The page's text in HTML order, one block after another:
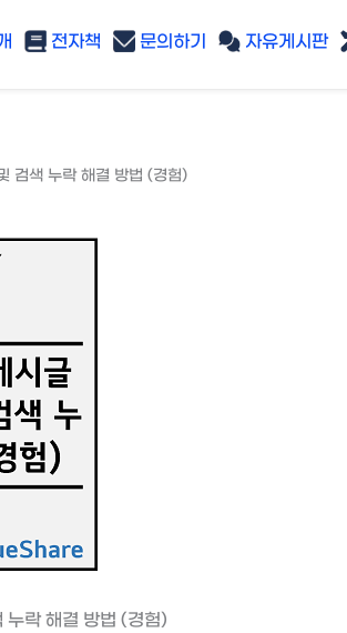
전자책 문의하기 자유게시판
검색 누락 해결 방법 (경험)
누락 해결 방법 (경험)